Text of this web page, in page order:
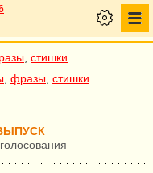
стишки
фразы стишки